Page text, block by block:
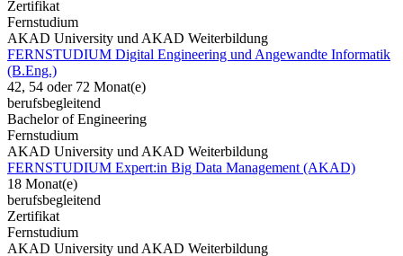
Zertifikat
Fernstudium
AKAD University und AKAD Weiterbildung
FERNSTUDIUM Digital Engineering und Angewandte Informatik
(B.Eng.)
42, 54 oder 72 Monat(e)
berufsbegleitend
Bachelor of Engineering
Fernstudium
AKAD University und AKAD Weiterbildung
FERNSTUDIUM Expert:in Big Data Management (AKAD)
18 Monat(e)
berufsbegleitend
Zertifikat
Fernstudium
AKAD University und AKAD Weiterbildung